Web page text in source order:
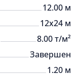
12.00 м
12х24 м
8.00 т/м²
Завершен
1.20 м